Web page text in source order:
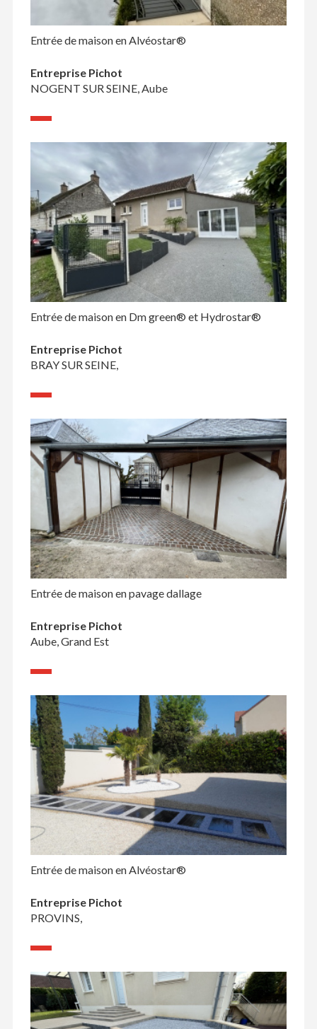
Entrée de maison en Alvéostar®
Entreprise Pichot
NOGENT SUR SEINE, Aube
Entrée de maison en Dm green® et Hydrostar®
Entreprise Pichot
BRAY SUR SEINE,
Entrée de maison en pavage dallage
Entreprise Pichot
Aube, Grand Est
Entrée de maison en Alvéostar®
Entreprise Pichot
PROVINS,